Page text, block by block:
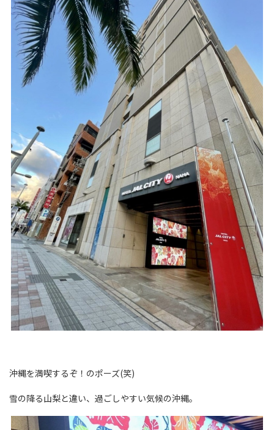
沖縄を満喫するぞ！のポーズ(笑)
雪の降る山梨と違い、過ごしやすい気候の沖縄。